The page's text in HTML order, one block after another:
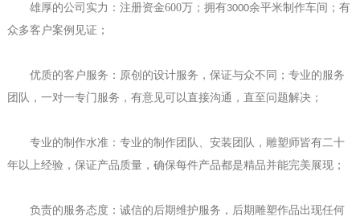
雄厚的公司实力：注册资金600万；拥有3000余平米制作车间；有
众多客户案例见证；
优质的客户服务：原创的设计服务，保证与众不同；专业的服务
团队，一对一专门服务，有意见可以直接沟通，直至问题解决；
专业的制作水准：专业的制作团队、安装团队，雕塑师皆有二十
年以上经验，保证产品质量，确保每件产品都是精品并能完美展现；
负责的服务态度：诚信的后期维护服务，后期雕塑作品出现任何